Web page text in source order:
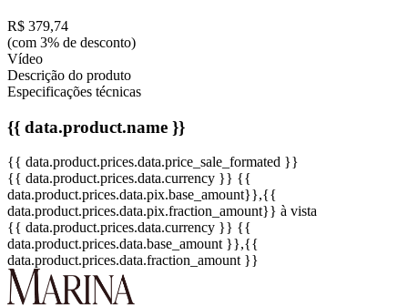
R$ 379,74
(com 3% de desconto)
Vídeo
Descrição do produto
Especificações técnicas
{{ data.product.name }}
{{ data.product.prices.data.price_sale_formated }}
{{ data.product.prices.data.currency }} {{
data.product.prices.data.pix.base_amount}},{{
data.product.prices.data.pix.fraction_amount}} à vista
{{ data.product.prices.data.currency }} {{
data.product.prices.data.base_amount }},{{
data.product.prices.data.fraction_amount }}